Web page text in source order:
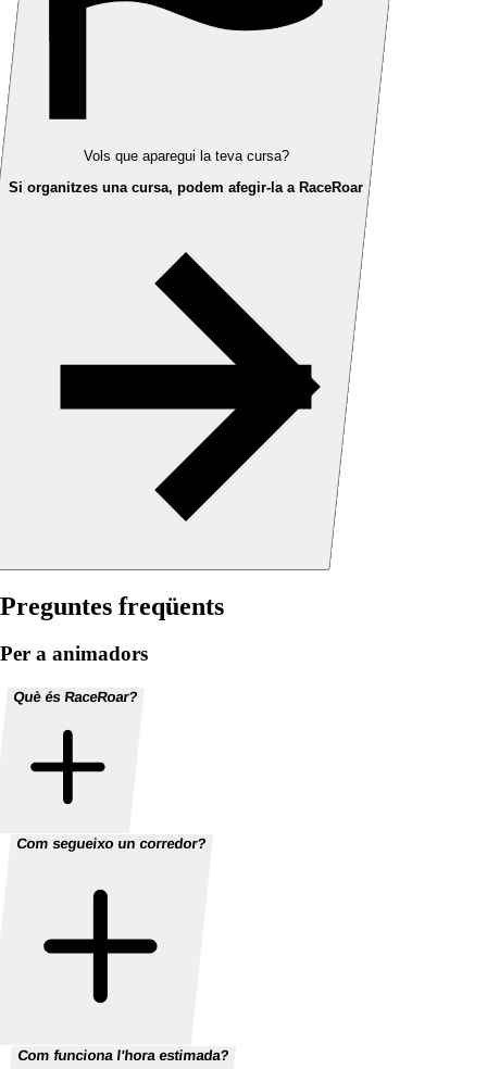
Vols que aparegui la teva cursa?
Si organitzes una cursa, podem afegir-la a RaceRoar
Preguntes freqüents
Per a animadors
Què és RaceRoar?
Com segueixo un corredor?
Com funciona l'hora estimada?